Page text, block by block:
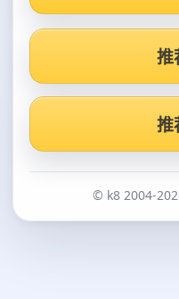
推
推
© k8 2004-